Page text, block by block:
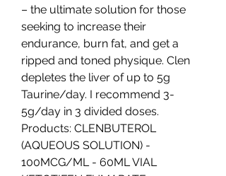
– the ultimate solution for those
seeking to increase their
endurance, burn fat, and get a
ripped and toned physique. Clen
depletes the liver of up to 5g
Taurine/day. I recommend 3-
5g/day in 3 divided doses.
Products: CLENBUTEROL
(AQUEOUS SOLUTION) -
100MCG/ML - 60ML VIAL